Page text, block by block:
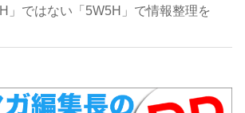
」ではない「5W5H」で情報整理を